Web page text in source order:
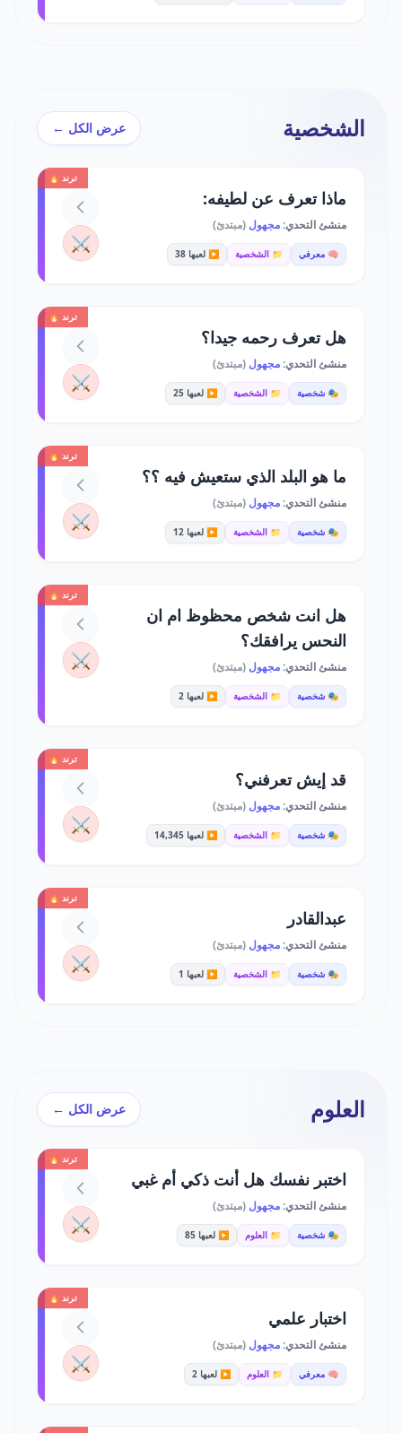
الشخصية عرض الكل ←
ترند 🔥
ماذا تعرف عن لطيفه:
منشئ التحدي:مجهول (مبتدئ)
🧠 معرفي 📁 الشخصية ▶️ لعبها 38 ⚔️
ترند 🔥
هل تعرف رحمه جيدا؟
منشئ التحدي:مجهول (مبتدئ)
🎭 شخصية 📁 الشخصية ▶️ لعبها 25 ⚔️
ترند 🔥
ما هو البلد الذي ستعيش فيه ؟؟
منشئ التحدي:مجهول (مبتدئ)
🎭 شخصية 📁 الشخصية ▶️ لعبها 12 ⚔️
ترند 🔥
هل انت شخص محظوظ ام ان
النحس يرافقك؟
منشئ التحدي:مجهول (مبتدئ)
🎭 شخصية 📁 الشخصية ▶️ لعبها 2
⚔️
ترند 🔥
قد إيش تعرفني؟
منشئ التحدي:مجهول (مبتدئ)
🎭 شخصية 📁 الشخصية ▶️ لعبها 14,345 ⚔️
ترند 🔥
عبدالقادر
منشئ التحدي:مجهول (مبتدئ)
🎭 شخصية 📁 الشخصية ▶️ لعبها 1 ⚔️
العلوم عرض الكل ←
ترند 🔥
اختبر نفسك هل أنت ذكي أم غبي
منشئ التحدي:مجهول (مبتدئ)
🎭 شخصية 📁 العلوم ▶️ لعبها 85 ⚔️
ترند 🔥
اختبار علمي
منشئ التحدي:مجهول (مبتدئ)
🧠 معرفي 📁 العلوم ▶️ لعبها 2 ⚔️